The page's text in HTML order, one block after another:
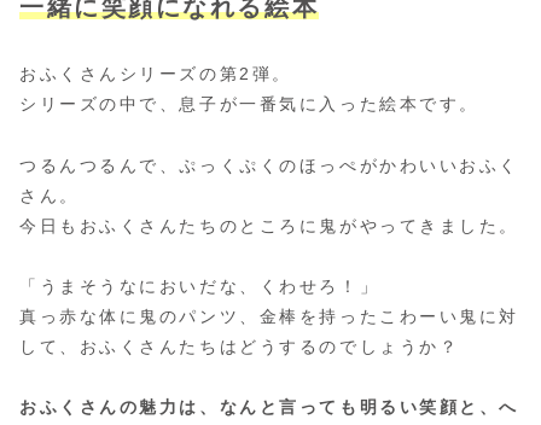
一緒に笑顔になれる絵本
おふくさんシリーズの第2弾。
シリーズの中で、息子が一番気に入った絵本です。
つるんつるんで、ぷっくぷくのほっぺがかわいいおふく
さん。
今日もおふくさんたちのところに鬼がやってきました。
「うまそうなにおいだな、くわせろ！」
真っ赤な体に鬼のパンツ、金棒を持ったこわーい鬼に対
して、おふくさんたちはどうするのでしょうか？
おふくさんの魅力は、なんと言っても明るい笑顔と、へ